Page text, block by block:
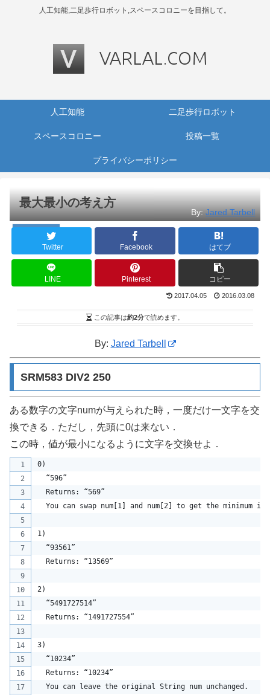
人工知能,二足歩行ロボット,スペースコロニーを目指して。
人工知能 二足歩行ロボット
スペースコロニー 投稿一覧
プライバシーポリシー
最大最小の考え方
プログラミング
By:Jared Tarbell
Twitter Facebook はてブ
LINE Pinterest コピー
2017.04.05 2016.03.08
この記事は約2分で読めます。
By: Jared Tarbell
SRM583 DIV2 250
ある数字の文字numが与えられた時，一度だけ一文字を交
換できる．ただし，先頭に0は来ない．
この時，値が最小になるように文字を交換せよ．
0)
  “596”
  Returns: “569”
You can swap num[1] and num[2] to get the minimum
1)
  “93561”
  Returns: “13569”
2)
  “5491727514”
  Returns: “1491727554”
3)
  “10234”
  Returns: “10234”
  You can leave the original String num unchanged.